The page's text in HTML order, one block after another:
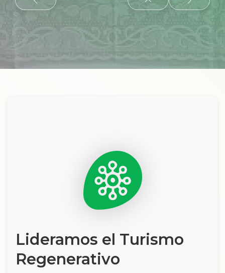
Lideramos el Turismo
Regenerativo